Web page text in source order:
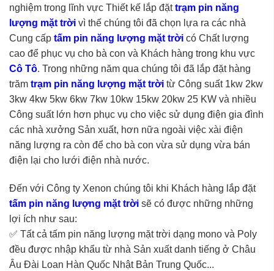
nghiệm trong lĩnh vực Thiết kế lắp đặttrạm pin năng
lượng mặt trời vì thế chúng tôi đã chọn lựa ra các nhà
Cung cấp tấm pin năng lượng mặt trời có Chất lượng
cao để phục vụ cho bà con và Khách hàng trong khu vực
Cô Tô. Trong những năm qua chúng tôi đã lắp đặt hàng
trăm trạm pin năng lượng mặt trời từ Công suất 1kw 2kw
3kw 4kw 5kw 6kw 7kw 10kw 15kw 20kw 25 KW và nhiều
Công suất lớn hơn phục vụ cho việc sử dụng điện gia đình
các nhà xưởng Sản xuất, hơn nữa ngoài việc xài điện
năng lượng ra còn để cho bà con vừa sử dụng vừa bán
điện lại cho lưới điện nhà nước.
Đến với Công ty Xenon chúng tôi khi Khách hàng lắp đặt
tấm pin năng lượng mặt trời sẽ có được những những
lợi ích như sau:
✅ Tất cả tấm pin năng lượng mặt trời dạng mono và Poly
đều được nhập khẩu từ nhà Sản xuất danh tiếng ở Châu
Âu Đài Loan Hàn Quốc Nhật Bản Trung Quốc...